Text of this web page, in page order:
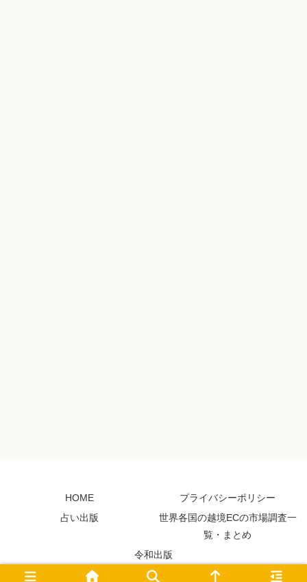
HOME
プライバシーポリシー
占い出版
世界各国の越境ECの市場調査一
覧・まとめ
令和出版
© 2011 Miyuki Blog.